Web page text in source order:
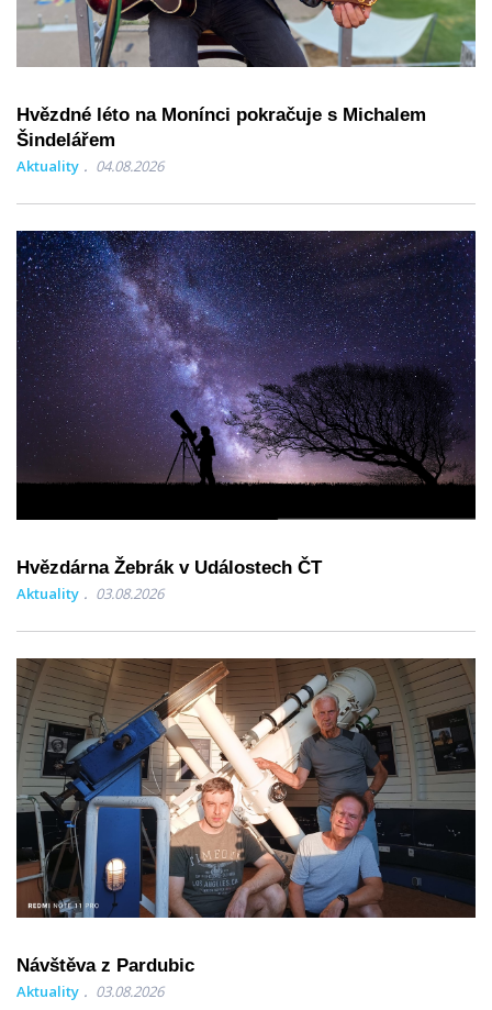
Hvězdné léto na Monínci pokračuje s Michalem
Šindelářem
Aktuality 04.08.2026
Hvězdárna Žebrák v Událostech ČT
Aktuality 03.08.2026
Návštěva z Pardubic
Aktuality 03.08.2026